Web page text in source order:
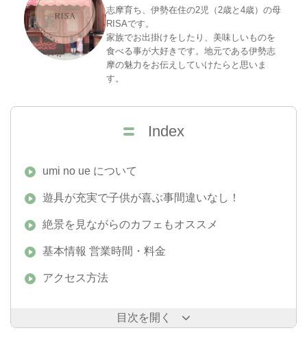
志摩育ち、伊勢在住の2児（2歳と4歳）の母
RISAです。
家族でお出掛けをしたり、美味しいものを
食べる事が大好きです。地元である伊勢志
摩の魅力をお伝えしていけたらと思いま
す。
目次を開く
Index
umi no ue について
遊具が充実で子供が喜ぶ事間違いなし！
絶景を見ながらのカフェもオススメ
基本情報 営業時間・料金
アクセス方法